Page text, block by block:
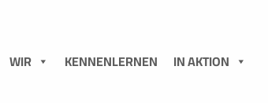
WIR KENNENLERNEN IN AKTION